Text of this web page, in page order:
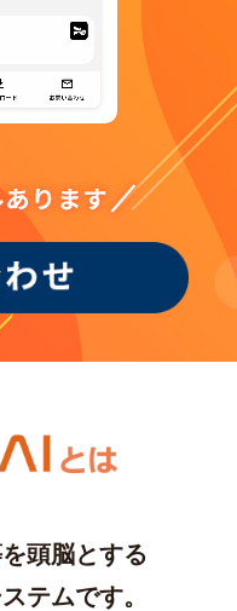
頭脳とする
テムです。